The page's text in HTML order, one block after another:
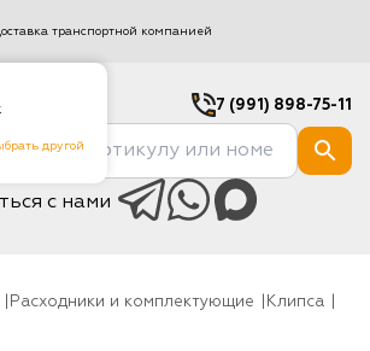
другой
транспортной компанией
7 (991) 898-75-11
с нами
Расходники и комплектующие
клипса